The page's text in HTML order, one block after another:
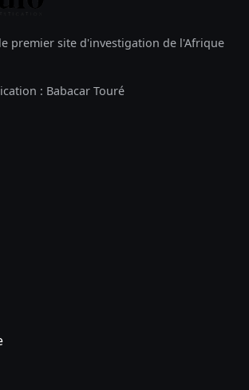
premier site d'investigation de l'Afrique
: Babacar Touré